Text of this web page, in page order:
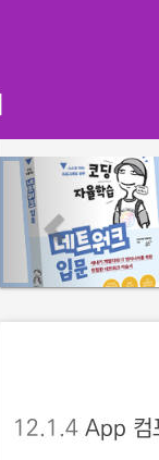
p
e
v
i
o
12.1.4App 컴